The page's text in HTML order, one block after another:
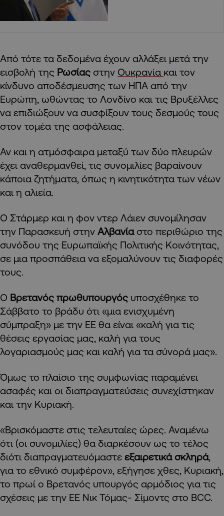
Από τότε τα δεδομένα έχουν αλλάξει μετά την
εισβολή της Ρωσίας στην Ουκρανία και τον
κίνδυνο αποδέσμευσης των ΗΠΑ από την
Ευρώπη, ωθώντας το Λονδίνο και τις Βρυξέλλες
να επιδιώξουν να συσφίξουν τους δεσμούς τους
στον τομέα της ασφάλειας.
Αν και η ατμόσφαιρα μεταξύ των δύο πλευρών
έχει αναθερμανθεί, τις συνομιλίες βαραίνουν
κάποια ζητήματα, όπως η κινητικότητα των νέων
και η αλιεία.
Ο Στάρμερ και η φον ντερ Λάιεν συνομίλησαν
την Παρασκευή στην Αλβανία στο περιθώριο της
συνόδου της Ευρωπαϊκής Πολιτικής Κοινότητας,
σε μια προσπάθεια να εξομαλύνουν τις διαφορές
τους.
Ο Βρετανός πρωθυπουργός υποσχέθηκε το
Σάββατο το βράδυ ότι «μια ενισχυμένη
σύμπραξη» με την ΕΕ θα είναι «καλή για τις
θέσεις εργασίας μας, καλή για τους
λογαριασμούς μας και καλή για τα σύνορά μας».
Όμως το πλαίσιο της συμφωνίας παραμένει
ασαφές και οι διαπραγματεύσεις συνεχίστηκαν
και την Κυριακή.
«Βρισκόμαστε στις τελευταίες ώρες. Αναμένω
ότι (οι συνομιλίες) θα διαρκέσουν ως το τέλος
διότι διαπραγματευόμαστε εξαιρετικά σκληρά,
για το εθνικό συμφέρον», εξήγησε χθες, Κυριακή,
το πρωί ο Βρετανός υπουργός αρμόδιος για τις
σχέσεις με την ΕΕ Νικ Τόμας- Σίμοντς στο BCC.